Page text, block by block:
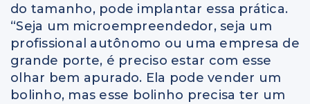
do tamanho, pode implantar essa prática.
“Seja um microempreendedor, seja um
profissional autônomo ou uma empresa de
grande porte, é preciso estar com esse
olhar bem apurado. Ela pode vender um
bolinho, mas esse bolinho precisa ter um